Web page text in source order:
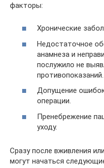
факторы:
Хронические
Недостаточное
анамнеза и
послужило не
противопоказаний.
Допущение
операции.
Пренебрежение
уходу.
Сразу после вживления
могут начаться